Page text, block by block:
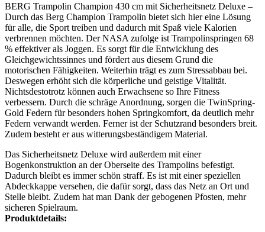
BERG Trampolin Champion 430 cm mit Sicherheitsnetz Deluxe –
Durch das Berg Champion Trampolin bietet sich hier eine Lösung
für alle, die Sport treiben und dadurch mit Spaß viele Kalorien
verbrennen möchten. Der NASA zufolge ist Trampolinspringen 68
% effektiver als Joggen. Es sorgt für die Entwicklung des
Gleichgewichtssinnes und fördert aus diesem Grund die
motorischen Fähigkeiten. Weiterhin trägt es zum Stressabbau bei.
Deswegen erhöht sich die körperliche und geistige Vitalität.
Nichtsdestotrotz können auch Erwachsene so Ihre Fitness
verbessern. Durch die schräge Anordnung, sorgen die TwinSpring-
Gold Federn für besonders hohen Springkomfort, da deutlich mehr
Federn verwandt werden. Ferner ist der Schutzrand besonders breit.
Zudem besteht er aus witterungsbeständigem Material.
Das Sicherheitsnetz Deluxe wird außerdem mit einer
Bogenkonstruktion an der Oberseite des Trampolins befestigt.
Dadurch bleibt es immer schön straff. Es ist mit einer speziellen
Abdeckkappe versehen, die dafür sorgt, dass das Netz an Ort und
Stelle bleibt. Zudem hat man Dank der gebogenen Pfosten, mehr
sicheren Spielraum.
Produktdetails: